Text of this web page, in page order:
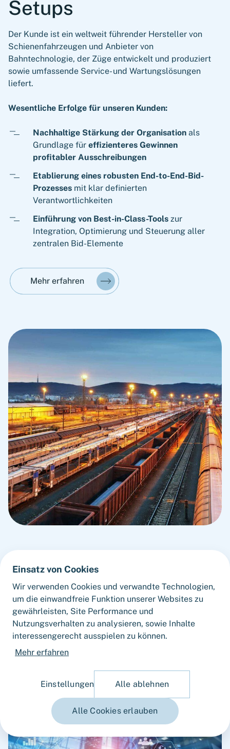
Setups
Der Kunde ist ein weltweit führender Hersteller von
Schienenfahrzeugen und Anbieter von
Bahntechnologie, der Züge entwickelt und produziert
sowie umfassende Service- und Wartungslösungen
liefert.
Wesentliche Erfolge für unseren Kunden:
Nachhaltige Stärkung der Organisation als
Grundlage für effizienteres Gewinnen
profitabler Ausschreibungen
Etablierung eines robusten End-to-End-Bid-
Prozesses mit klar definierten
Verantwortlichkeiten
Einführung von Best-in-Class-Tools zur
Integration, Optimierung und Steuerung aller
zentralen Bid-Elemente
Mehr erfahren
AKTUELLES
Updates
Fortlane Partners
Einsatz von Cookies
Wir verwenden Cookies und verwandte Technologien,
um die einwandfreie Funktion unserer Websites zu
gewährleisten, Site Performance und
Nutzungsverhalten zu analysieren, sowie Inhalte
interessengerecht ausspielen zu können.
Mehr erfahren
Einstellungen Alle ablehnen
Alle Cookies erlauben